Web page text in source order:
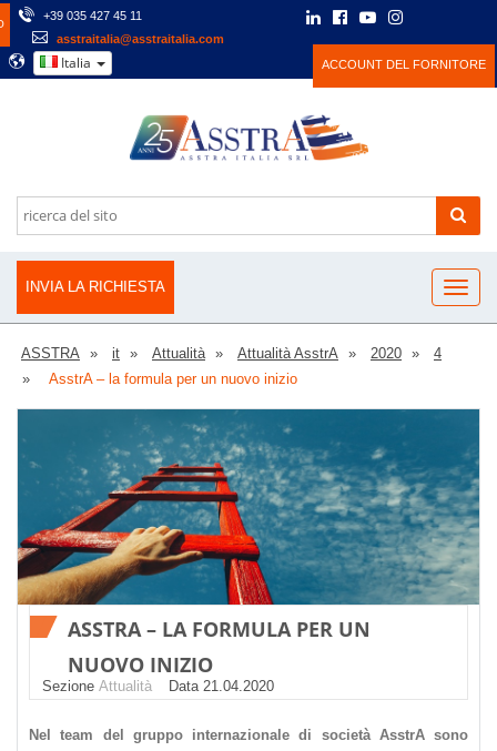
+39 035 427 45 11
asstraitalia@asstraitalia.com
Italia ACCOUNT DEL FORNITORE
INVIA LA RICHIESTA
ASSTRA it Attualità Attualità AsstrA 2020
4
AsstrA – la formula per un nuovo inizio
ASSTRA – LA FORMULA PER UN
NUOVO INIZIO
Sezione Attualità Datа 21.04.2020
Nel team del gruppo internazionale di società AsstrA sono